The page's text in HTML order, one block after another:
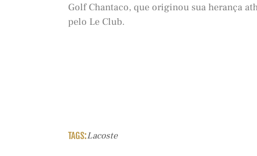
Golf Chantaco, que originou sua herança
pelo Le Club.
TAGS:Lacoste